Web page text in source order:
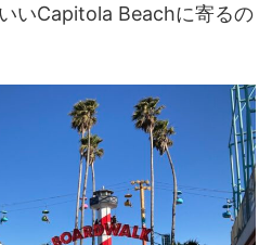
いCapitola Beachに寄るの